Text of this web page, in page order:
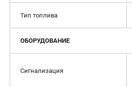
Тип топлива
ОБОРУДОВАНИЕ
Сигнализация